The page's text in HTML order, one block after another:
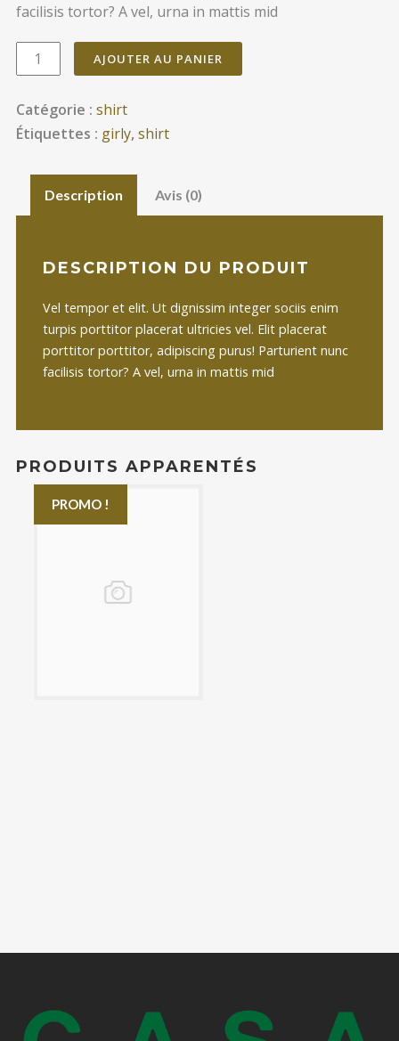
facilisis tortor? A vel, urna in mattis mid
AJOUTER AU PANIER
Catégorie : shirt
Étiquettes : girly, shirt
Description Avis (0)
DESCRIPTION DU PRODUIT
Vel tempor et elit. Ut dignissim integer sociis enim
turpis porttitor placerat ultricies vel. Elit placerat
porttitor porttitor, adipiscing purus! Parturient nunc
facilisis tortor? A vel, urna in mattis mid
PRODUITS APPARENTÉS
PROMO !
£15.00£12.00